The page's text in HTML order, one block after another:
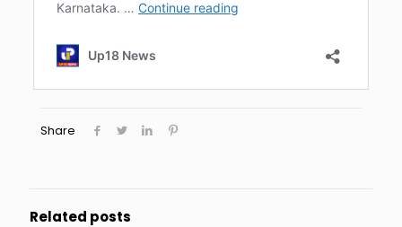
Share
Related posts